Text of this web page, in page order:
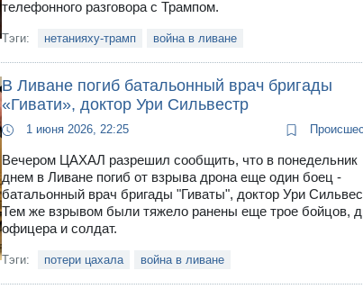
телефонного разговора с Трампом.
Тэги: нетанияху-трамп война в ливане
В Ливане погиб батальонный врач бригады
«Гивати», доктор Ури Сильвестр
1 июня 2026, 22:25
Вечером ЦАХАЛ разрешил сообщить, что в понедельник
днем в Ливане погиб от взрыва дрона еще один боец -
батальонный врач бригады "Гиваты", доктор Ури
Тем же взрывом были тяжело ранены еще трое бойцов,
офицера и солдат.
Тэги: потери цахала война в ливане